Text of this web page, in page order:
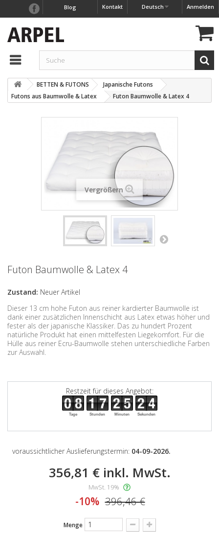
Anmelden
Deutsch
Kontakt
Blog
BETTEN & FUTONS
Japanische Futons
Futons aus Baumwolle & Latex
Futon Baumwolle & Latex 4
Vergrößern
Futon Baumwolle & Latex 4
Zustand: Neuer Artikel
Dieser 13 cm hohe Futon aus reiner kardierter Baumwolle ist
dank einer zusätzlichen Innenschicht aus Latex etwas höher und
fester als der japanische Klassiker. Das zu hundert Prozent
natürliche Produkt hat einen mittelfesten Liegekomfort. Für die
Hülle aus reiner Ecru-Baumwolle stehen unterschiedliche Farben
zur Auswahl.
Restzeit für dieses Angebot:
Tage Stunden Minuten Sekunden
voraussichtlicher Auslieferungstermin: 04-09-2026.
356,81 €inkl. MwSt.
MwSt. 19%
-10% 396,46 €
Menge